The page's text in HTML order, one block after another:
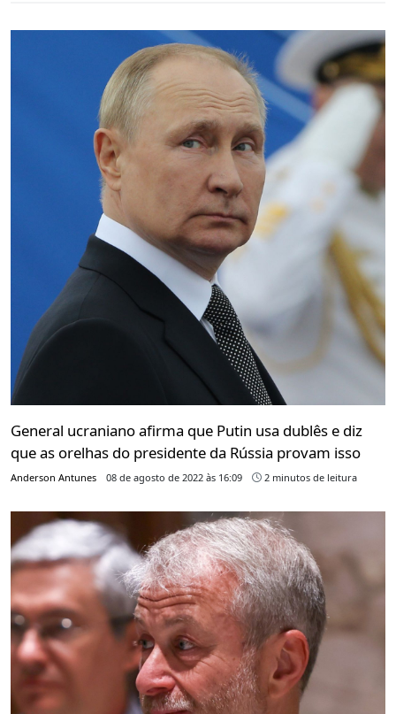
General ucraniano afirma que Putin usa dublês e diz
que as orelhas do presidente da Rússia provam isso
Anderson Antunes 08 de agosto de 2022 às 16:09 2 minutos de leitura